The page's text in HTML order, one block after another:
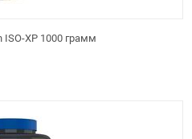
ISO-XP 1000 грамм